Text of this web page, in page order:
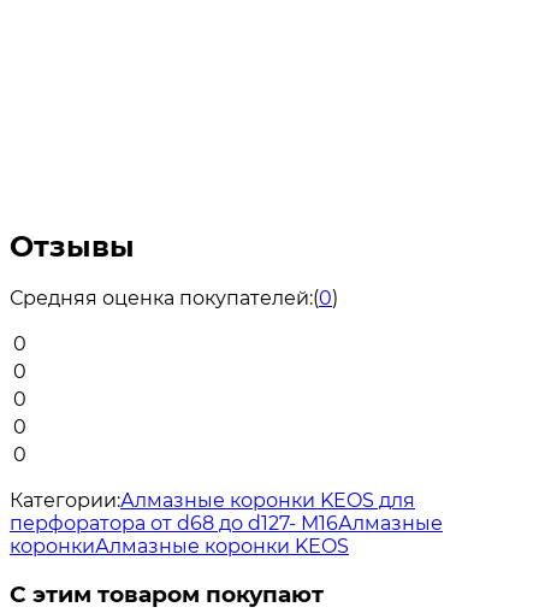
Отзывы
Средняя оценка покупателей:(0)
0
0
0
0
0
Категории:Алмазные коронки KEOS для
перфоратора от d68 до d127- М16Алмазные
коронкиАлмазные коронки KEOS
С этим товаром покупают